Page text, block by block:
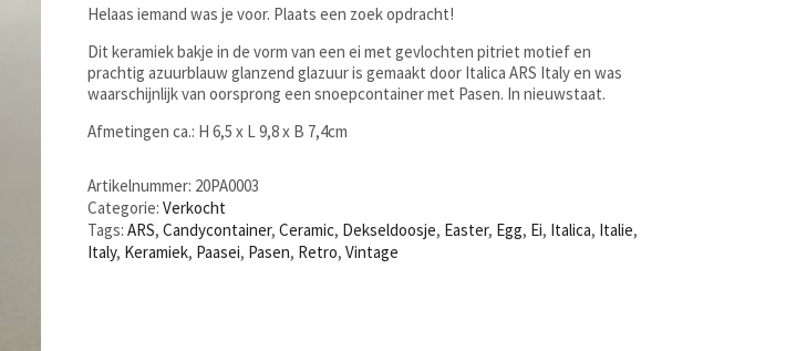
Helaas iemand was je voor. Plaats een zoek opdracht!
Dit keramiek bakje in de vorm van een ei met gevlochten pitriet motief en
prachtig azuurblauw glanzend glazuur is gemaakt door Italica ARS Italy en was
waarschijnlijk van oorsprong een snoepcontainer met Pasen. In nieuwstaat.
Afmetingen ca.: H 6,5 x L 9,8 x B 7,4cm
Artikelnummer: 20PA0003
Categorie:Verkocht
Tags:ARS,Candycontainer,Ceramic, Dekseldoosje, Easter, Egg, Ei, Italica, Italie,
Italy, Keramiek, Paasei, Pasen, Retro,Vintage